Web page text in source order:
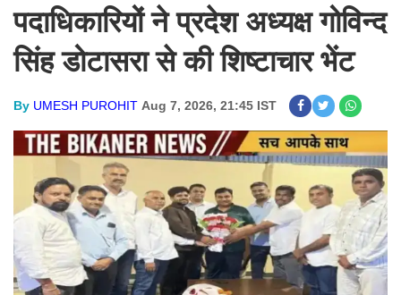
पदाधिकारियों ने प्रदेश अध्यक्ष गोविन्द
सिंह डोटासरा से की शिष्टाचार भेंट
By UMESH PUROHIT Aug 7, 2026, 21:45 IST